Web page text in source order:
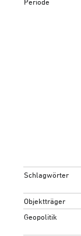
Schlagwörter
Objektträger
Geopolitik